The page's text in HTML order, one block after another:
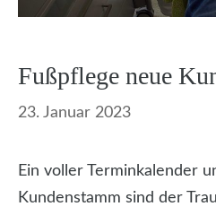
Fußpflege neue
23. Januar 2023
Ein voller Terminkalender
Kundenstamm sind der